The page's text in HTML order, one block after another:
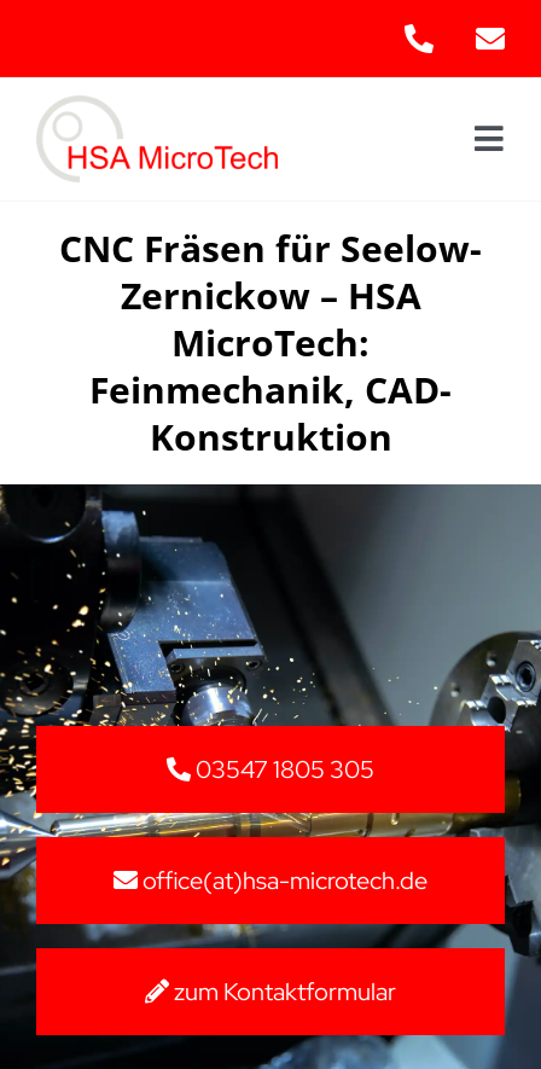
content
CNC Fräsen für Seelow-
Zernickow – HSA
MicroTech:
Feinmechanik, CAD-
Konstruktion
03547 1805 305
office(at)hsa-microtech.de
zum Kontaktformular